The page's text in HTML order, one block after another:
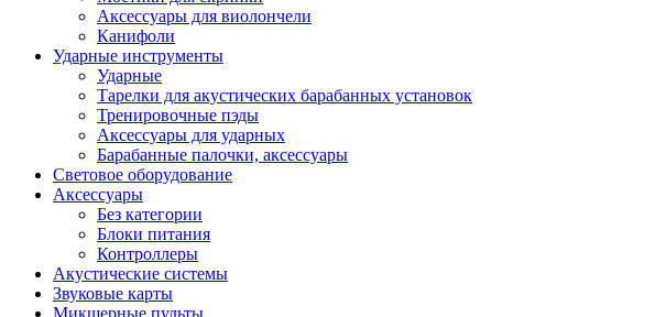
Аксессуары для виолончели
Канифоли
Ударные инструменты
Ударные
Тарелки для акустических барабанных установок
Тренировочные пэды
Аксессуары для ударных
Барабанные палочки, аксессуары
Световое оборудование
Аксессуары
Без категории
Блоки питания
Контроллеры
Акустические системы
Звуковые карты
Микшерные пульты